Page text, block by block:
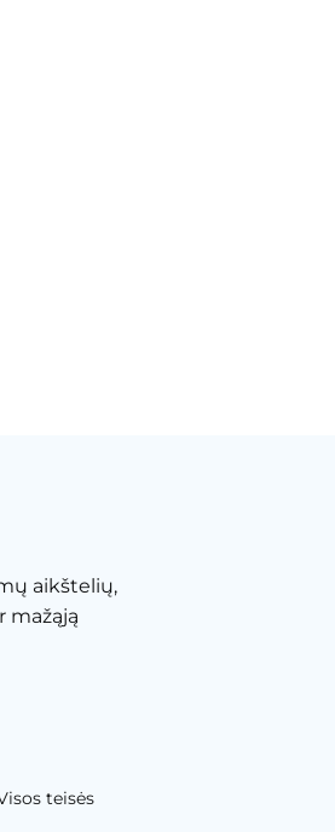
aikštelių,
mažąją
teisės